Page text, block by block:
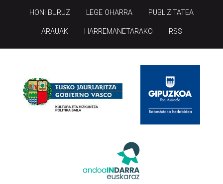
HONI BURUZ LEGE OHARRA PUBLIZITATEA
ARAUAK HARREMANETARAKO RSS